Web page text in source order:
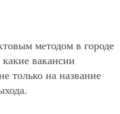
методом в городе
вакансии
только на название